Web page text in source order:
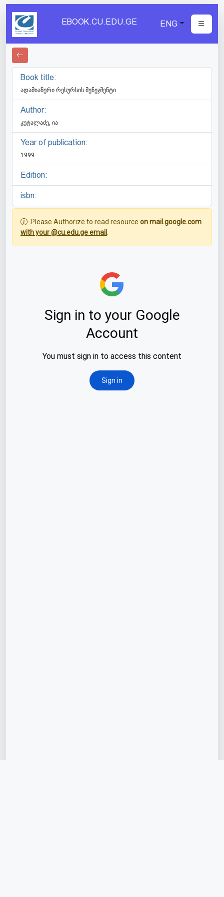
EBOOK.CU.EDU.GE ENG
Book title:
ადამიანური რესურსის მენეჯმენტი
Author:
კუტალაძე, ია
Year of publication:
1999
Edition:
isbn:
Please Authorize to read resource on mail.google.com
with your @cu.edu.ge email